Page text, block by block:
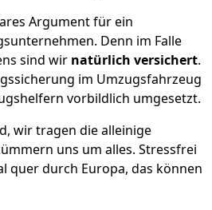
Argument für ein
Denn im Falle
sind wir natürlich versichert.
im Umzugsfahrzeug
vorbildlich umgesetzt.
wir tragen die alleinige
uns um alles. Stressfrei
quer durch Europa, das können